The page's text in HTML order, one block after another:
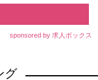
sponsored by 求人ボックス
グ